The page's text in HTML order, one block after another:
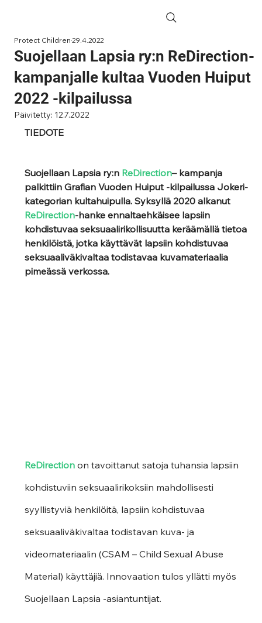
Suojellaan Lapsia ry:n ReDirection-
kampanjalle kultaa Vuoden Huiput
2022 -kilpailussa
Protect Children29.4.2022
Päivitetty: 12.7.2022
TIEDOTE
Suojellaan Lapsia ry:n ReDirection– kampanja
palkittiin Grafian Vuoden Huiput -kilpailussa Jokeri-
kategorian kultahuipulla. Syksyllä 2020 alkanut
ReDirection-hanke ennaltaehkäisee lapsiin
kohdistuvaa seksuaalirikollisuutta keräämällä tietoa
henkilöistä, jotka käyttävät lapsiin kohdistuvaa
seksuaaliväkivaltaa todistavaa kuvamateriaalia
pimeässä verkossa.
ReDirection on tavoittanut satoja tuhansia lapsiin
kohdistuviin seksuaalirikoksiin mahdollisesti
syyllistyviä henkilöitä, lapsiin kohdistuvaa
seksuaaliväkivaltaa todistavan kuva- ja
videomateriaalin (CSAM – Child Sexual Abuse
Material) käyttäjiä. Innovaation tulos yllätti myös
Suojellaan Lapsia -asiantuntijat.